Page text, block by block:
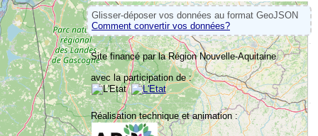
Glisser-déposer vos données au format GeoJSON
Comment convertir vos données?
Site financé par la Région Nouvelle-Aquitaine
avec la participation de :
Réalisation technique et animation :